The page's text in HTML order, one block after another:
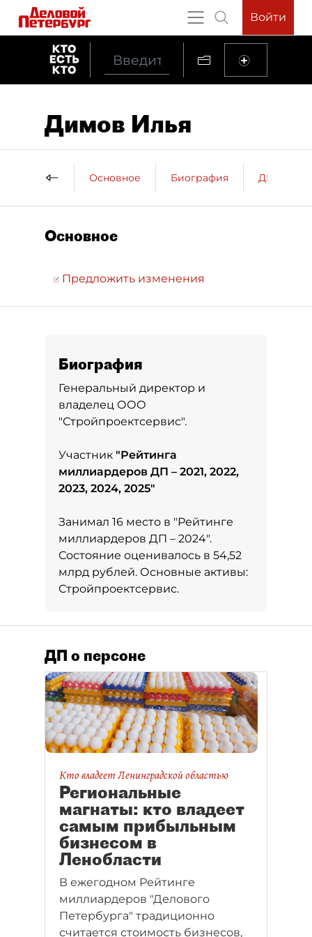
Войти
Димов Илья
Основное Биография ДП о
Основное
Предложить изменения
Биография
Генеральный директор и
владелец ООО
"Стройпроектсервис".
Участник "Рейтинга
миллиардеров ДП – 2021, 2022,
2023, 2024, 2025"
Занимал 16 место в "Рейтинге
миллиардеров ДП – 2024".
Состояние оценивалось в 54,52
млрд рублей. Основные активы:
Стройпроектсервис.
ДП о персоне
Кто владеет Ленинградской областью
Региональные
магнаты: кто владеет
самым прибыльным
бизнесом в
Ленобласти
В ежегодном Рейтинге
миллиардеров "Делового
Петербурга" традиционно
считается стоимость бизнесов,